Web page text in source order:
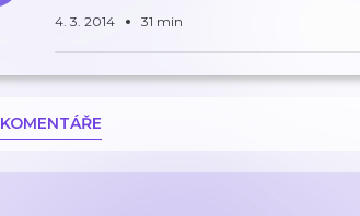
4. 3. 2014 31 min
KOMENTÁŘE